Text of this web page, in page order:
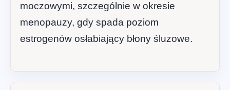
moczowymi, szczególnie w okresie
menopauzy, gdy spada poziom
estrogenów osłabiający błony śluzowe.